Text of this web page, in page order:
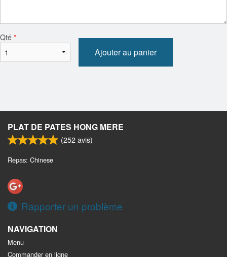
Qté *
Ajouter au panier
PLAT DE PATES HONG MERE
(252avis)
Repas: Chinese
Rapporter un problème
NAVIGATION
Menu
Commander en ligne